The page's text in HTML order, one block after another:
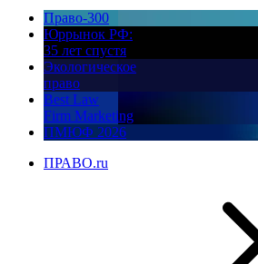
Право-300
Юррынок РФ:
35 лет спустя
Экологическое
право
Best Law
Firm Marketing
ПМЮФ 2026
ПРАВО.ru